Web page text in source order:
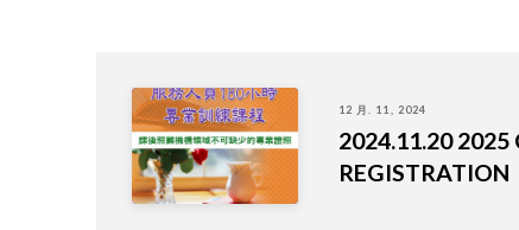
12 月. 11, 2024
2024.11.20 2025
REGISTRATION